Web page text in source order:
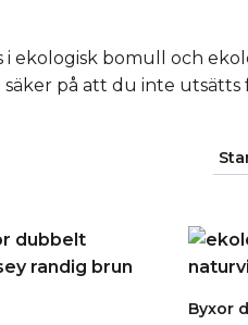
ekologisk bomull och
på att du inte
Byxor